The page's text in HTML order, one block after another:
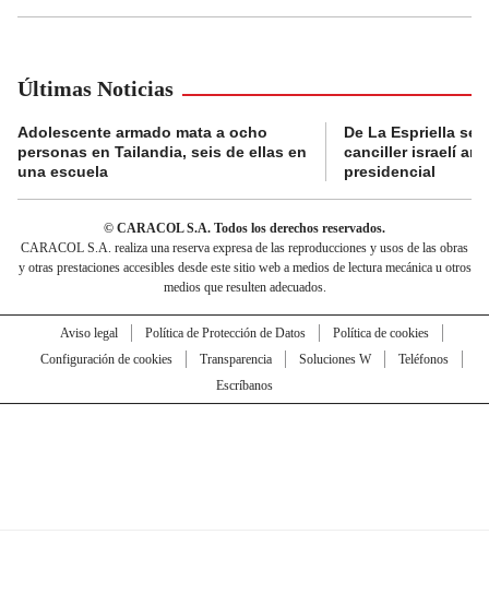
Últimas Noticias
Adolescente armado mata a ocho
personas en Tailandia, seis de ellas en
una escuela
De La Espriella se
canciller israelí
presidencial
© CARACOL S.A. Todos los derechos reservados.
CARACOL S.A. realiza una reserva expresa de las reproducciones y usos de las obras
y otras prestaciones accesibles desde este sitio web a medios de lectura mecánica u otros
medios que resulten adecuados.
Aviso legal Política de Protección de Datos
Política de cookies
Configuración de cookies
Transparencia Soluciones W
Teléfonos
Escríbanos